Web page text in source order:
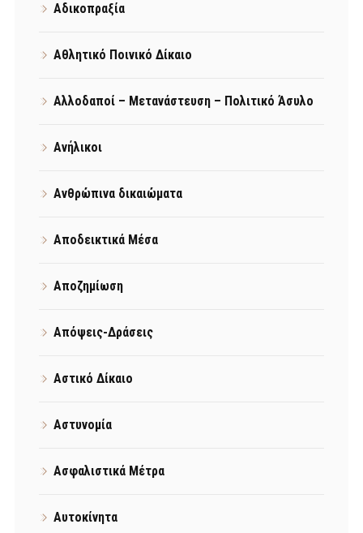
Αδικοπραξία
Αθλητικό Ποινικό Δίκαιο
Αλλοδαποί – Μετανάστευση – Πολιτικό Άσυλο
Ανήλικοι
Ανθρώπινα δικαιώματα
Αποδεικτικά Μέσα
Αποζημίωση
Απόψεις-Δράσεις
Αστικό Δίκαιο
Αστυνομία
Ασφαλιστικά Μέτρα
Αυτοκίνητα